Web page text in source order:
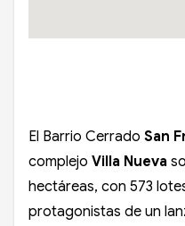
El Barrio Cerrado San
complejo Villa Nueva
hectáreas, con 573
protagonistas de un